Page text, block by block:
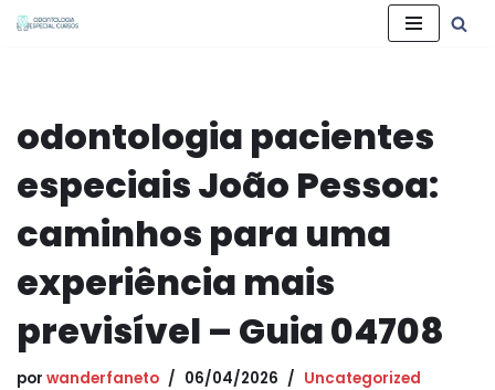
conteúdo
odontologia pacientes
especiais João Pessoa:
caminhos para uma
experiência mais
previsível – Guia 04708
por wanderfaneto 06/04/2026 Uncategorized